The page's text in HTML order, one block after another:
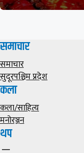
समाचार
समाचार
सुदूरपश्चिम प्रदेश
कला
कला/साहित्य
मनोरञ्जन
थप